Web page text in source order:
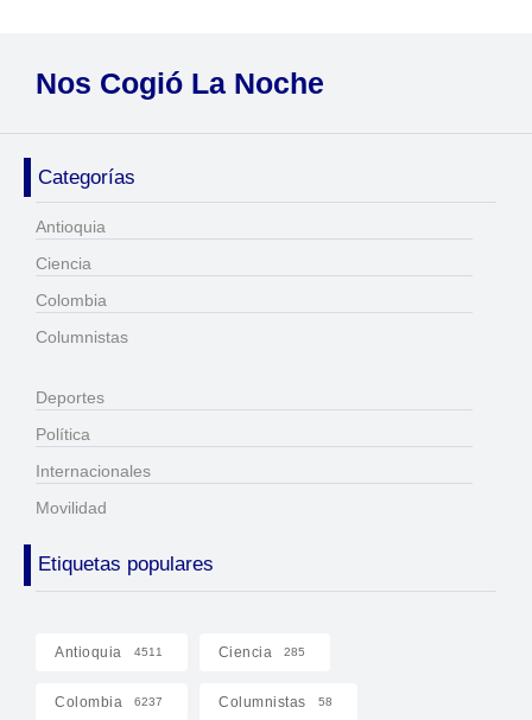
Nos Cogió La Noche
Categorías
Antioquia
Ciencia
Colombia
Columnistas
Deportes
Política
Internacionales
Movilidad
Etiquetas populares
Antioquia 4511 Ciencia 285
Colombia 6237 Columnistas 58